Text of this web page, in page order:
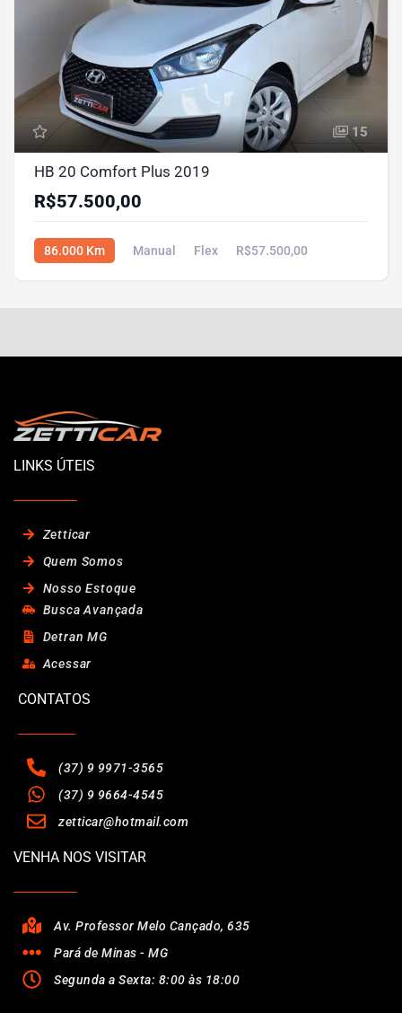
15
HB 20 Comfort Plus 2019
R$57.500,00
86.000 Km Manual Flex R$57.500,00
LINKS ÚTEIS
Zetticar
Quem Somos
Nosso Estoque
Busca Avançada
Detran MG
Acessar
CONTATOS
(37) 9 9971-3565
(37) 9 9664-4545
zetticar@hotmail.com
VENHA NOS VISITAR
Av. Professor Melo Cançado, 635
Pará de Minas - MG
Segunda a Sexta: 8:00 às 18:00